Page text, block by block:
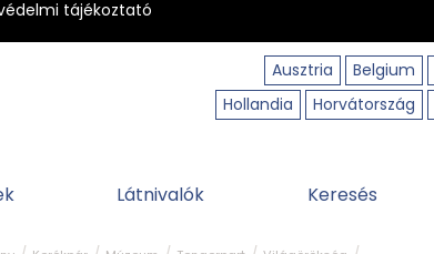
tájékoztató
Ausztria Belgium
Hollandia
Horvátország
Látnivalók Keresés